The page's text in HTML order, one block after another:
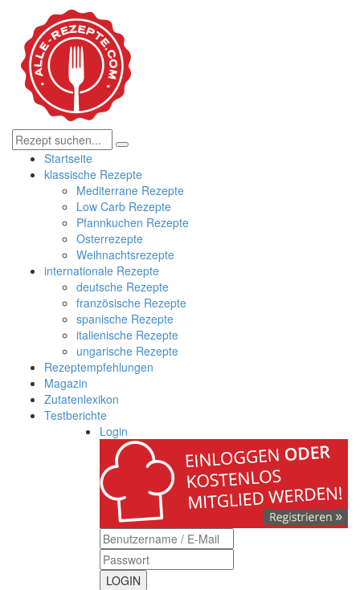
Startseite
klassische Rezepte
Mediterrane Rezepte
Low Carb Rezepte
Pfannkuchen Rezepte
Osterrezepte
Weihnachtsrezepte
internationale Rezepte
deutsche Rezepte
französische Rezepte
spanische Rezepte
italienische Rezepte
ungarische Rezepte
Rezeptempfehlungen
Magazin
Zutatenlexikon
Testberichte
Login
LOGIN